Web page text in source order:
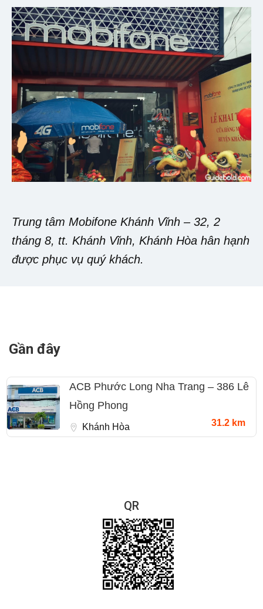
Trung tâm Mobifone Khánh Vĩnh – 32, 2
tháng 8, tt. Khánh Vĩnh, Khánh Hòa hân hạnh
được phục vụ quý khách.
Gần đây
ACB Phước Long Nha Trang – 386 Lê
Hồng Phong
Khánh Hòa 31.2 km
QR